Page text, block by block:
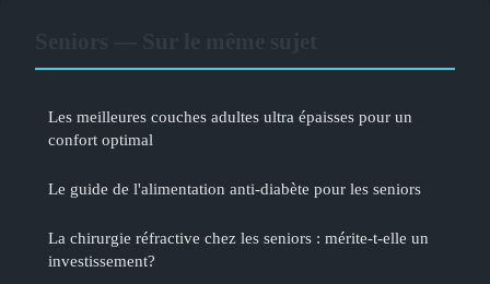
Les meilleures couches adultes ultra épaisses pour un
confort optimal
Le guide de l'alimentation anti-diabète pour les seniors
La chirurgie réfractive chez les seniors : mérite-t-elle un
investissement?